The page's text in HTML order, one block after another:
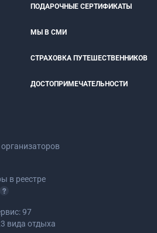
ПОДАРОЧНЫЕ СЕРТИФИКАТЫ
МЫ В СМИ
СТРАХОВКА ПУТЕШЕСТВЕННИКОВ
ДОСТОПРИМЕЧАТЕЛЬНОСТИ
в реестре
97
вида отдыха